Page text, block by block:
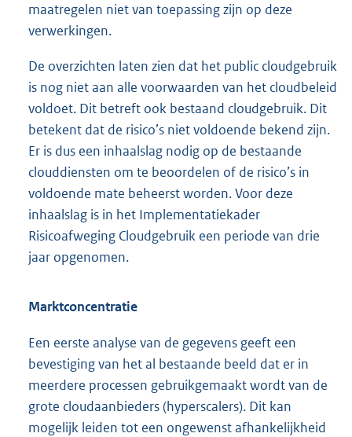
maatregelen niet van toepassing zijn op deze
verwerkingen.
De overzichten laten zien dat het public cloudgebruik
is nog niet aan alle voorwaarden van het cloudbeleid
voldoet. Dit betreft ook bestaand cloudgebruik. Dit
betekent dat de risico’s niet voldoende bekend zijn.
Er is dus een inhaalslag nodig op de bestaande
clouddiensten om te beoordelen of de risico’s in
voldoende mate beheerst worden. Voor deze
inhaalslag is in het Implementatiekader
Risicoafweging Cloudgebruik een periode van drie
jaar opgenomen.
Marktconcentratie
Een eerste analyse van de gegevens geeft een
bevestiging van het al bestaande beeld dat er in
meerdere processen gebruikgemaakt wordt van de
grote cloudaanbieders (hyperscalers). Dit kan
mogelijk leiden tot een ongewenst afhankelijkheid